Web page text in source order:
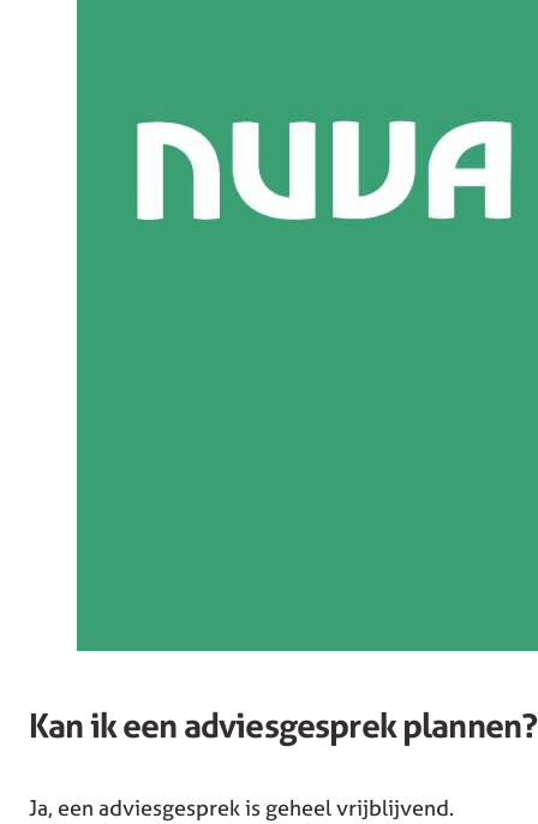
Kan ik een adviesgesprek plannen?
Ja, een adviesgesprek is geheel vrijblijvend.